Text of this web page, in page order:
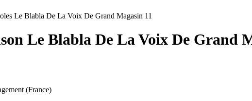
Le Blabla De La Voix De Grand Magasin 11
Le Blabla De La Voix De Grand
(France)